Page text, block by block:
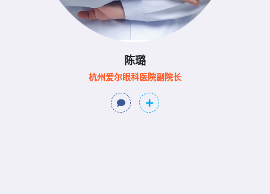
陈璐
杭州爱尔眼科医院副院长